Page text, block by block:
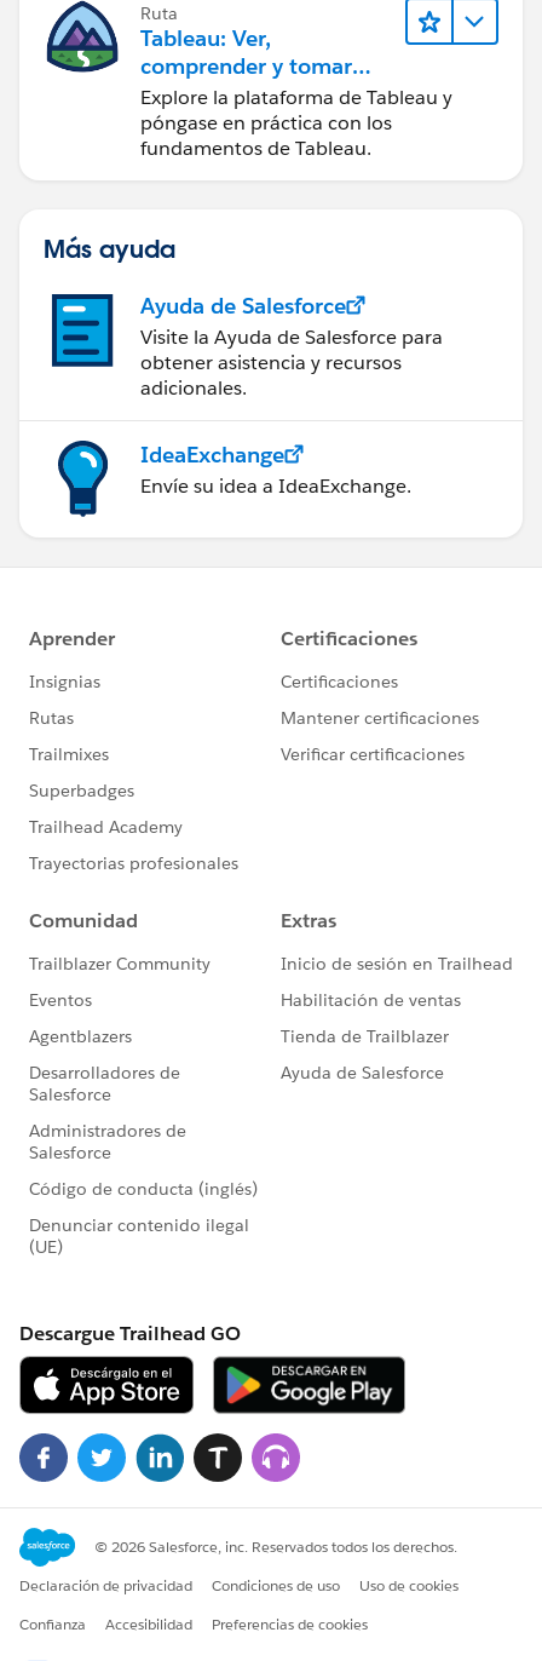
Ruta
Tableau: Ver,
comprender y tomar
medidas a partir de los
datos
Explore la plataforma de Tableau y
póngase en práctica con los
fundamentos de Tableau.
Más ayuda
Ayuda de Salesforce
Visite la Ayuda de Salesforce para
obtener asistencia y recursos
adicionales.
IdeaExchange
Envíe su idea a IdeaExchange.